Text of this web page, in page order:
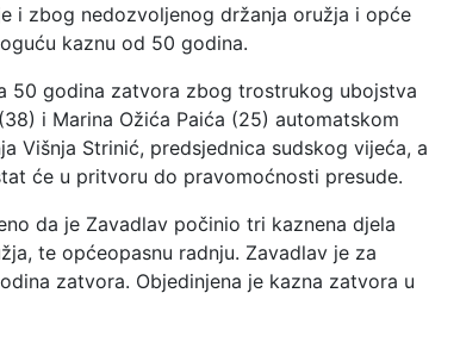
i zbog nedozvoljenog držanja oružja i opće
kaznu od 50 godina.
50 godina zatvora zbog trostrukog ubojstva
i Marina Ožića Paića (25) automatskom
Višnja Strinić, predsjednica sudskog vijeća, a
će u pritvoru do pravomoćnosti presude.
da je Zavadlav počinio tri kaznena djela
te općeopasnu radnju. Zavadlav je za
zatvora. Objedinjena je kazna zatvora u